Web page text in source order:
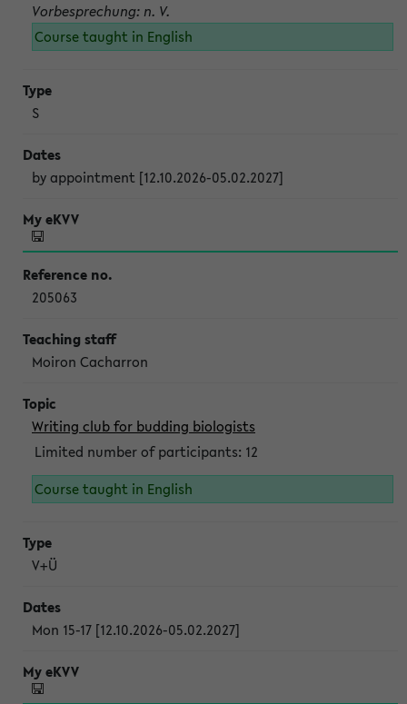
Vorbesprechung: n. V.
Course taught in English
S
by appointment [12.10.2026-05.02.2027]
205063
Moiron Cacharron
Writing club for budding biologists
Limited number of participants: 12
Course taught in English
V+Ü
Mon 15-17 [12.10.2026-05.02.2027]